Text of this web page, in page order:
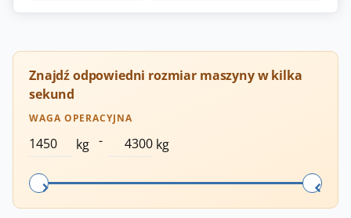
Znajdź odpowiedni rozmiar maszyny w kilka
sekund
WAGA OPERACYJNA
kg - kg